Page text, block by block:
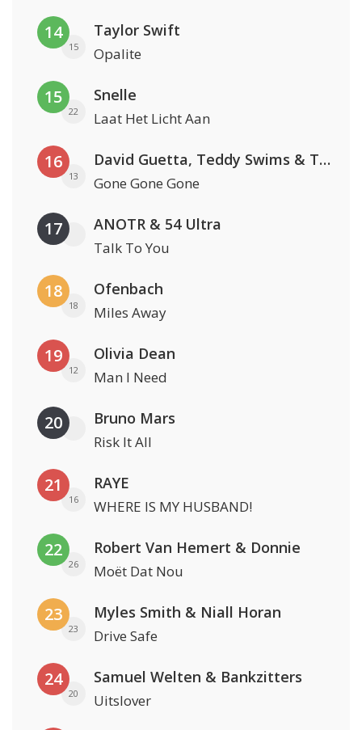
14
15
Taylor Swift
Opalite
15
22
Snelle
Laat Het Licht Aan
16
13
David Guetta, Teddy Swims & Tones And I
Gone Gone Gone
17 ANOTR & 54 Ultra
Talk To You
18
18
Ofenbach
Miles Away
19
12
Olivia Dean
Man I Need
20 Bruno Mars
Risk It All
21
16
RAYE
WHERE IS MY HUSBAND!
22
26
Robert Van Hemert & Donnie
Moët Dat Nou
23
23
Myles Smith & Niall Horan
Drive Safe
24
20
Samuel Welten & Bankzitters
Uitslover